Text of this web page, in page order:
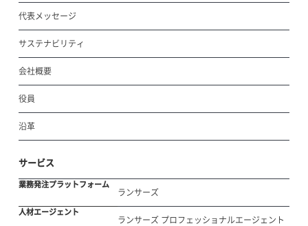
代表メッセージ
サステナビリティ
会社概要
役員
沿革
サービス
業務発注プラットフォーム
ランサーズ
人材エージェント
ランサーズ プロフェッショナルエージェント